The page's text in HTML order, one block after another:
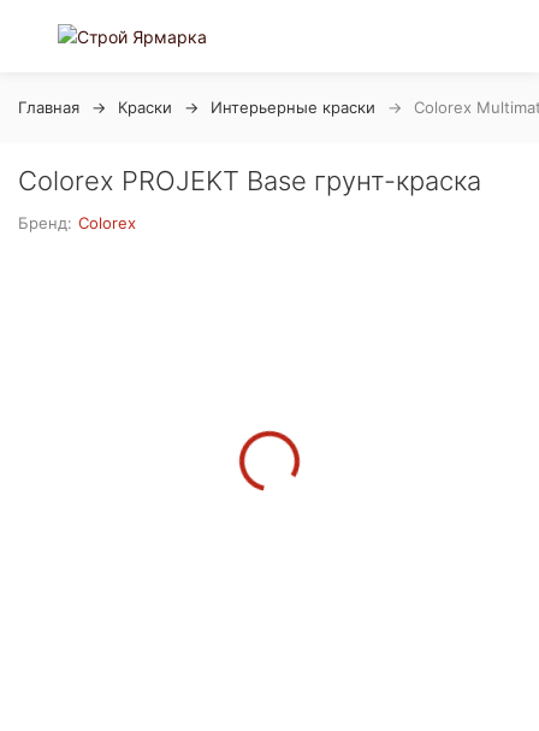
Главная Краски Интерьерные краски Colorex
Colorex PROJEKT Base грунт-краска
Бренд: Colorex